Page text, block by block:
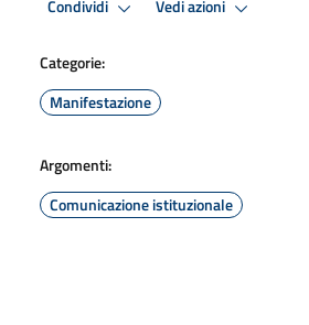
Condividi Vedi azioni
Categorie:
Manifestazione
Argomenti:
Comunicazione istituzionale